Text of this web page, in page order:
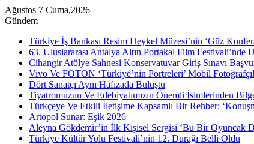
Ağustos 7 Cuma,2026
Gündem
Türkiye İş Bankası Resim Heykel Müzesi’nin ‘Güz
63. Uluslararası Antalya Altın Portakal Film Festivali’nde
Cihangir Atölye Sahnesi Konservatuvar Giriş Sınavı
Vivo Ve FOTON ‘Türkiye’nin Portreleri’ Mobil
Dört Sanatçı Aynı Hafızada Buluştu
Tiyatromuzun Ve Edebiyatımızın Önemli İsimlerinden
Türkçeye Ve Etkili İletişime Kapsamlı Bir Rehber:
Artopol Sunar: Eşik 2026
Aleyna Gökdemir’in İlk Kişisel Sergisi ‘Bu Bir Oyuncak
Türkiye Kültür Yolu Festivali’nin 12. Durağı Belli Oldu